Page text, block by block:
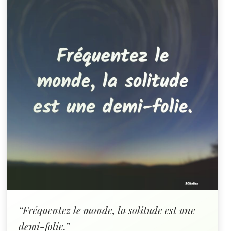
“Fréquentez le monde, la solitude est une
demi-folie.”